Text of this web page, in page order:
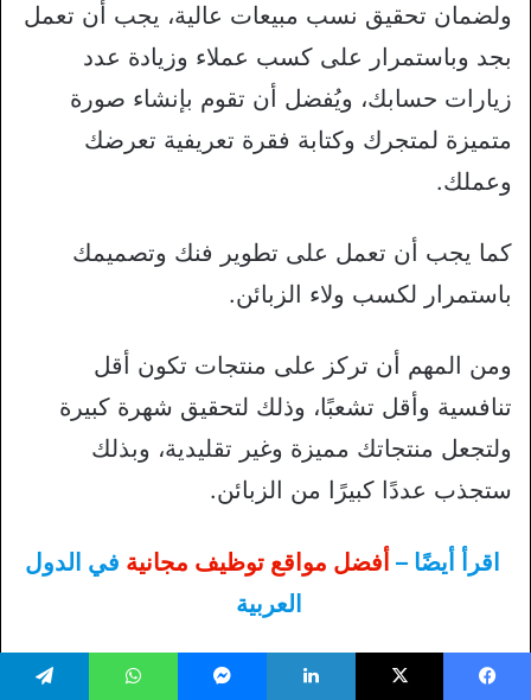
ولضمان تحقيق نسب مبيعات عالية، يجب أن تعمل
بجد وباستمرار على كسب عملاء وزيادة عدد
زيارات حسابك، ويُفضل أن تقوم بإنشاء صورة
متميزة لمتجرك وكتابة فقرة تعريفية تعرضك
وعملك.
كما يجب أن تعمل على تطوير فنك وتصميمك
باستمرار لكسب ولاء الزبائن.
ومن المهم أن تركز على منتجات تكون أقل
تنافسية وأقل تشعبًا، وذلك لتحقيق شهرة كبيرة
ولتجعل منتجاتك مميزة وغير تقليدية، وبذلك
ستجذب عددًا كبيرًا من الزبائن.
اقرأ أيضًا – أفضل مواقع توظيف مجانية في الدول
العربية
الأسئلة الشائعة عن موقع